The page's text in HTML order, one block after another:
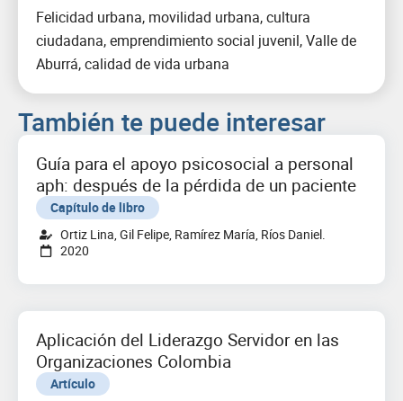
Felicidad urbana, movilidad urbana, cultura
ciudadana, emprendimiento social juvenil, Valle de
Aburrá, calidad de vida urbana
También te puede interesar
Guía para el apoyo psicosocial a personal
aph: después de la pérdida de un paciente
Capítulo de libro
Ortiz Lina, Gil Felipe, Ramírez María, Ríos Daniel.
2020
Aplicación del Liderazgo Servidor en las
Organizaciones Colombia
Artículo